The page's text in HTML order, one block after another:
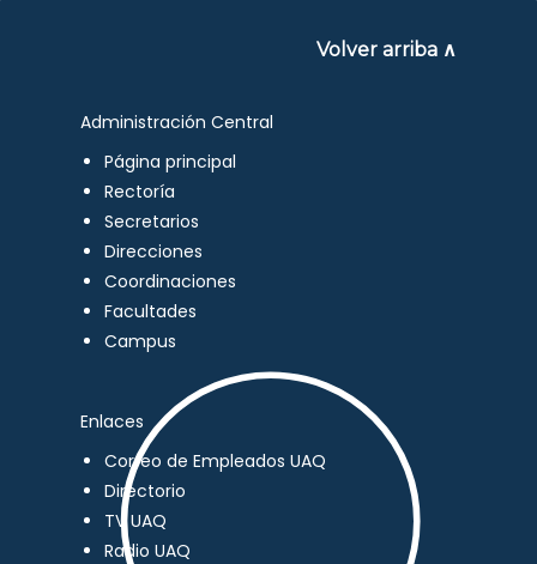
Volver arriba ∧
Administración Central
Página principal
Rectoría
Secretarios
Direcciones
Coordinaciones
Facultades
Campus
Enlaces
Correo de Empleados UAQ
Directorio
TV UAQ
Radio UAQ